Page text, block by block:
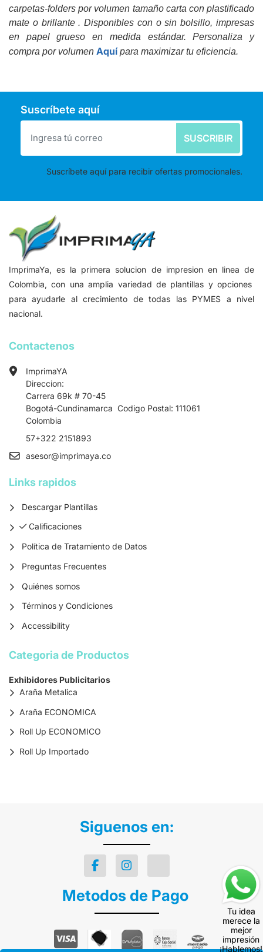
carpetas-folders por volumen tamaño carta con plastificado
mate o brillante . Disponibles con o sin bolsillo, impresas
en papel grueso en medida estándar. Personaliza y
compra por volumen Aquípara maximizar tu eficiencia.
Suscríbete aquí
SUSCRIBIR
Suscríbete aquí para recibir ofertas promocionales.
ImprimaYa, es la primera solucion de impresion en linea de
Colombia, con una amplia variedad de plantillas y opciones
para ayudarle al crecimiento de todas las PYMES a nivel
nacional.
Contactenos
ImprimaYA
Direccion:
Carrera 69k # 70-45
Bogotá-Cundinamarca Codigo Postal: 111061
Colombia
57+322 2151893
asesor@imprimaya.co
Links rapidos
Descargar Plantillas
Calificaciones
Calificaciones
Política de Tratamiento de Datos
Preguntas Frecuentes
Quiénes somos
Términos y Condiciones
Accessibility
Categoria de Productos
Exhibidores Publicitarios
Araña Metalica
Araña ECONOMICA
Roll Up ECONOMICO
Roll Up Importado
Siguenos en:
Metodos de Pago
Tu idea
merece la
mejor
impresión
¡Hablemos!